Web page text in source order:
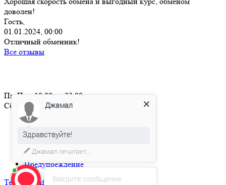
доволен!
Гость,
01.01.2024, 00:00
Отличный обменник!
Все отзывы
Пн-Пт с 10:00 до 23:00
Сб-Вс свободный график
О нас
Правила сайта
Количество подтверждений в сети
Предупреждение
Telegram info@alfin.pro
Введите сообщение
Джамал
Здравствуйте!
Джамал печатает...